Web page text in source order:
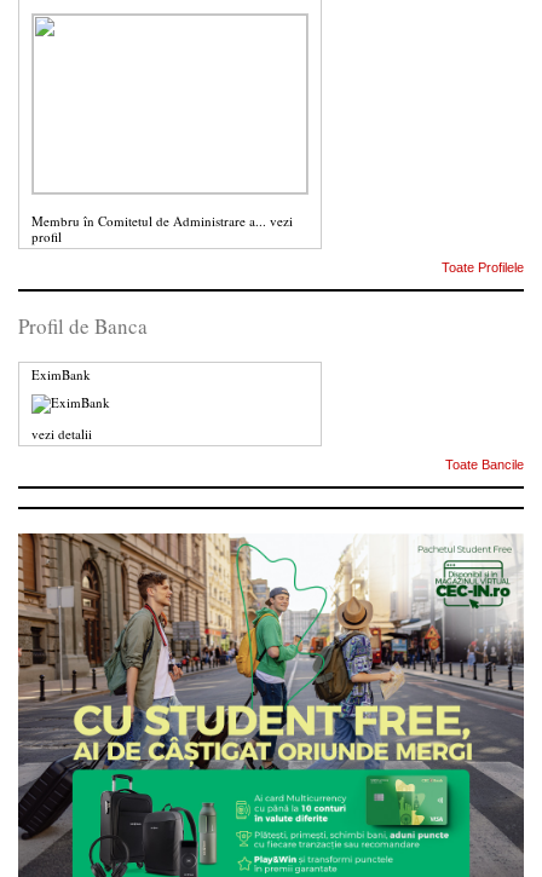
Membru în Comitetul de Administrare a... vezi
profil
Toate Profilele
Profil de Banca
EximBank
vezi detalii
Toate Bancile